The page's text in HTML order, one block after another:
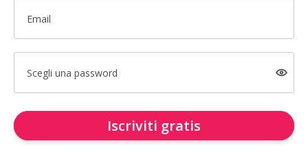
Email
Scegli una password
Iscriviti gratis